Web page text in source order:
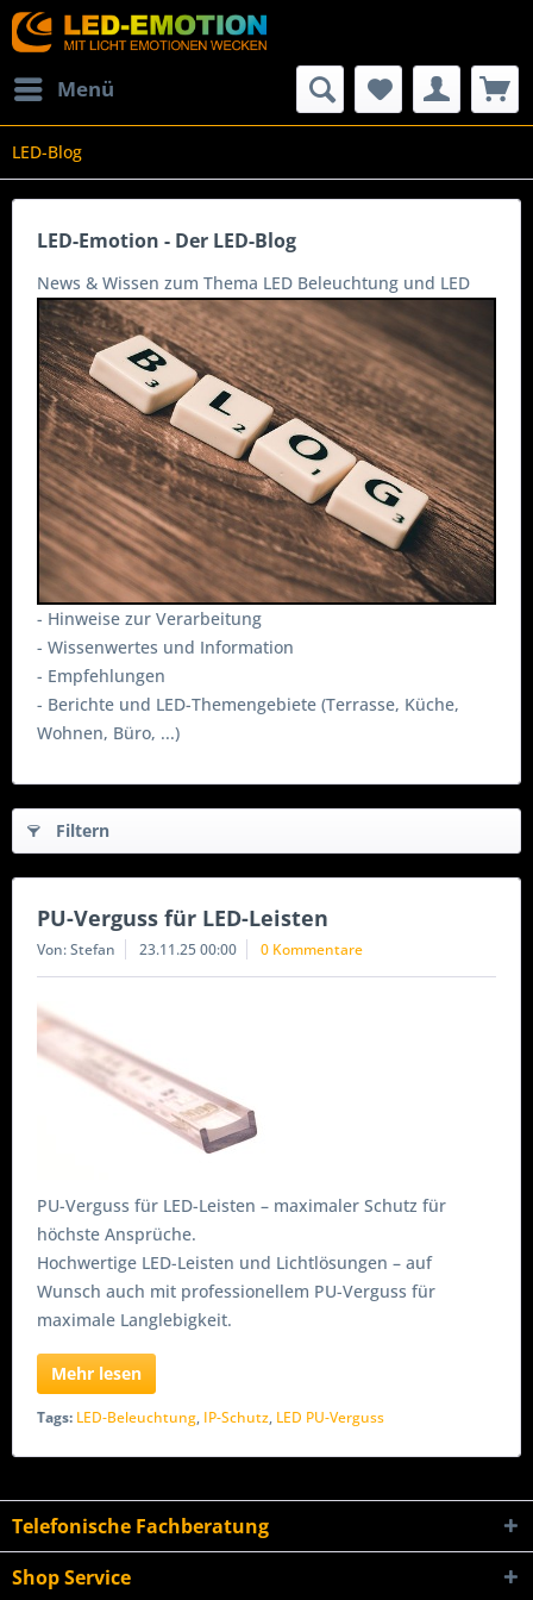
Menü
LED-Blog
LED-Emotion - Der LED-Blog
News & Wissen zum Thema LED Beleuchtung und LED
- Hinweise zur Verarbeitung
- Wissenwertes und Information
- Empfehlungen
- Berichte und LED-Themengebiete (Terrasse, Küche,
Wohnen, Büro, ...)
Filtern
PU-Verguss für LED-Leisten
Von: Stefan 23.11.25 00:00 0 Kommentare
PU-Verguss für LED-Leisten – maximaler Schutz für
höchste Ansprüche.
Hochwertige LED-Leisten und Lichtlösungen – auf
Wunsch auch mit professionellem PU-Verguss für
maximale Langlebigkeit.
Mehr lesen
Tags: LED-Beleuchtung, IP-Schutz, LED PU-Verguss
Telefonische Fachberatung
Shop Service